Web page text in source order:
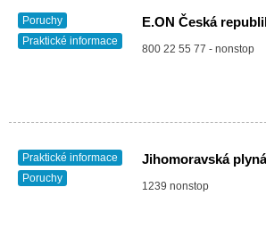
Poruchy
Praktické informace
E.ON Česká
800 22 55 77 - nonstop
Praktické informace
Poruchy
Jihomoravská
1239 nonstop